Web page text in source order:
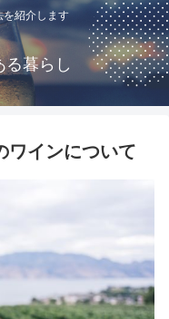
を紹介します
る暮らし
インについて